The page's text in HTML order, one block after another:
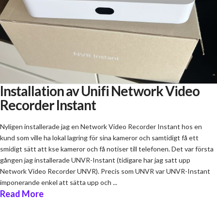
Installation av Unifi Network Video
Recorder Instant
Nyligen installerade jag en Network Video Recorder Instant hos en
kund som ville ha lokal lagring för sina kameror och samtidigt få ett
smidigt sätt att kse kameror och få notiser till telefonen. Det var första
gången jag installerade UNVR-Instant (tidigare har jag satt upp
Network Video Recorder UNVR). Precis som UNVR var UNVR-Instant
imponerande enkel att sätta upp och ...
Read More